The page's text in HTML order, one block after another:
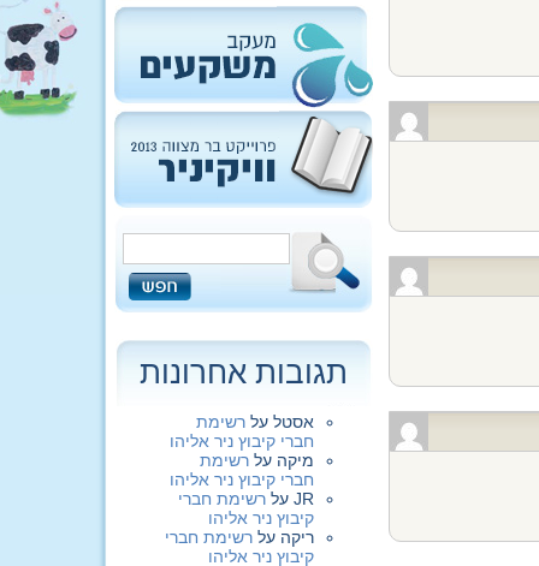
תגובות אחרונות
אסטל על רשימת
חברי קיבוץ ניר אליהו
מיקה על רשימת
חברי קיבוץ ניר אליהו
JR על רשימת חברי
קיבוץ ניר אליהו
ריקה על רשימת חברי
קיבוץ ניר אליהו